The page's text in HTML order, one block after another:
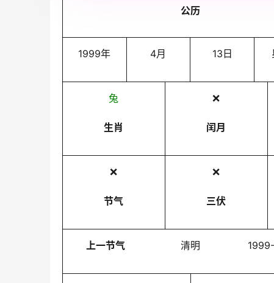
公历
1999年 4月 13日
兔
生肖
❌
闰月
❌
节气
❌
三伏
上一节气 清明